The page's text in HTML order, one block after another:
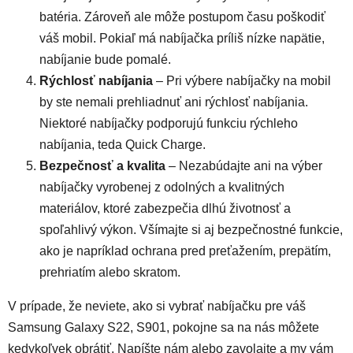
batéria. Zároveň ale môže postupom času poškodiť
váš mobil. Pokiaľ má nabíjačka príliš nízke napätie,
nabíjanie bude pomalé.
Rýchlosť nabíjania – Pri výbere nabíjačky na mobil
by ste nemali prehliadnuť ani rýchlosť nabíjania.
Niektoré nabíjačky podporujú funkciu rýchleho
nabíjania, teda Quick Charge.
Bezpečnosť a kvalita – Nezabúdajte ani na výber
nabíjačky vyrobenej z odolných a kvalitných
materiálov, ktoré zabezpečia dlhú životnosť a
spoľahlivý výkon. Všímajte si aj bezpečnostné funkcie,
ako je napríklad ochrana pred preťažením, prepätím,
prehriatím alebo skratom.
V prípade, že neviete, ako si vybrať nabíjačku pre váš
Samsung Galaxy S22, S901, pokojne sa na nás môžete
kedykoľvek obrátiť. Napíšte nám alebo zavolajte a my vám